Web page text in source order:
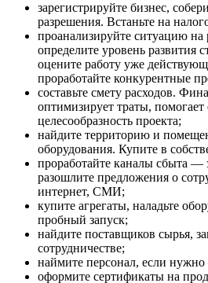
зарегистрируйте бизнес,
разрешения. Встаньте на
проанализируйте ситуацию
определите уровень развития
оцените работу уже
проработайте конкурентные
составьте смету расходов.
оптимизирует траты,
целесообразность проекта;
найдите территорию и
оборудования. Купите в
проработайте каналы сбыта —
разошлите предложения о
интернет, СМИ;
купите агрегаты, наладьте
пробный запуск;
найдите поставщиков сырья,
сотрудничестве;
наймите персонал, если
оформите сертификаты на